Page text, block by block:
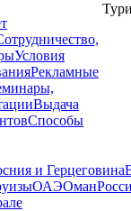
Условия
Рекламные
Выдача
Способы
и Герцеговина
ОАЭОман